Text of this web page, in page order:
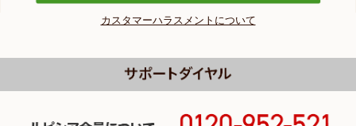
カスタマーハラスメントについて